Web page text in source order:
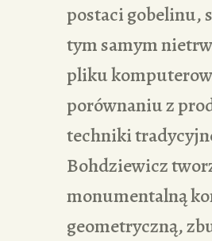
postaci gobelinu,
tym samym
pliku
porównaniu z
techniki
Bohdziewicz
monumentalną
geometryczną,